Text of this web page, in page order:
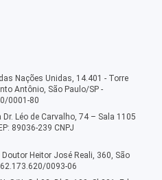
Nações Unidas, 14.401 - Torre
Antônio, São Paulo/SP -
0001-80
Léo de Carvalho, 74 – Sala 1105
89036-239 CNPJ
Heitor José Reali, 360, São
0093-06